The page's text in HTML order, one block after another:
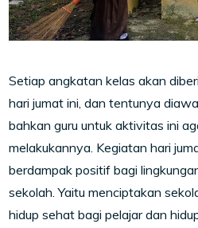
Setiap angkatan kelas akan
hari jumat ini, dan tentunya
bahkan guru untuk aktivitas ini
melakukannya. Kegiatan hari
berdampak positif bagi
sekolah. Yaitu menciptakan
hidup sehat bagi pelajar dan